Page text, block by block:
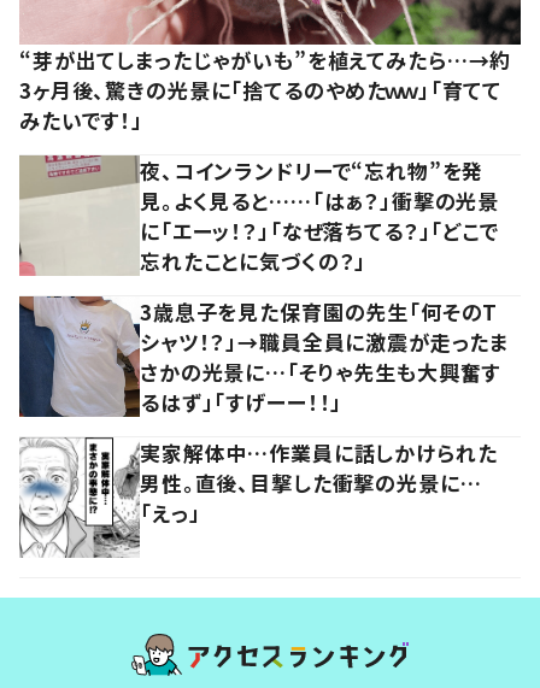
“芽が出てしまったじゃがいも”を植えてみたら…→約
3ヶ月後、驚きの光景に「捨てるのやめたｗｗ」「育てて
みたいです！」
夜、コインランドリーで“忘れ物”を発
見。よく見ると……「はぁ？」衝撃の光景
に「エーッ！？」「なぜ落ちてる？」「どこで
忘れたことに気づくの？」
3歳息子を見た保育園の先生「何そのT
シャツ！？」→職員全員に激震が走ったま
さかの光景に…「そりゃ先生も大興奮す
るはず」「すげーー！！」
実家解体中…作業員に話しかけられた
男性。直後、目撃した衝撃の光景に…
「えっ」